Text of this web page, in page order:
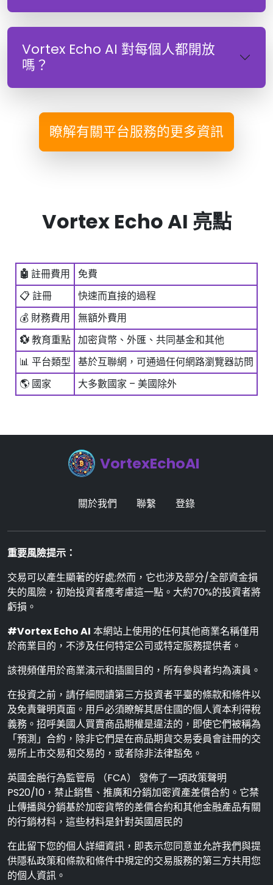
Vortex Echo AI 對每個人都開放
嗎？
瞭解有關平台服務的更多資訊
Vortex Echo AI 亮點
🤖 註冊費用
免費
📋 註冊
快速而直接的過程
💰 財務費用
無額外費用
💱教育重點 加密貨幣、外匯、共同基金和其他
📊 平台類型 基於互聯網，可通過任何網路瀏覽器訪問
🌎 國家
大多數國家 – 美國除外
VortexEchoAI
關於我們 聯繫 登錄
重要風險提示：
交易可以產生顯著的好處;然而，它也涉及部分/全部資金損
失的風險，初始投資者應考慮這一點。大約70%的投資者將
虧損。
#Vortex Echo AI 本網站上使用的任何其他商業名稱僅用
於商業目的，不涉及任何特定公司或特定服務提供者。
該視頻僅用於商業演示和插圖目的，所有參與者均為演員。
在投資之前，請仔細閱讀第三方投資者平臺的條款和條件以
及免責聲明頁面。用戶必須瞭解其居住國的個人資本利得稅
義務。招呼美國人買賣商品期權是違法的，即使它們被稱為
「預測」合約，除非它們是在商品期貨交易委員會註冊的交
易所上市交易和交易的，或者除非法律豁免。
英國金融行為監管局 （FCA） 發佈了一項政策聲明
PS20/10，禁止銷售、推廣和分銷加密資產差價合約。它禁
止傳播與分銷基於加密貨幣的差價合約和其他金融產品有關
的行銷材料，這些材料是針對英國居民的
在此留下您的個人詳細資訊，即表示您同意並允許我們與提
供隱私政策和條款和條件中規定的交易服務的第三方共用您
的個人資訊。